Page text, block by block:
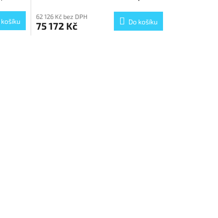
košíku
62 126 Kč bez DPH
75 172 Kč Do košíku